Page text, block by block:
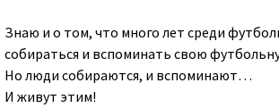
Знаю и о том, что много лет среди
собираться и вспоминать свою
Но люди собираются, и вспоминают…
И живут этим!